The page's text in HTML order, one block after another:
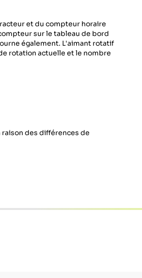
et du compteur horaire
sur le tableau de bord
également. L'aimant rotatif
rotation actuelle et le nombre
des différences de